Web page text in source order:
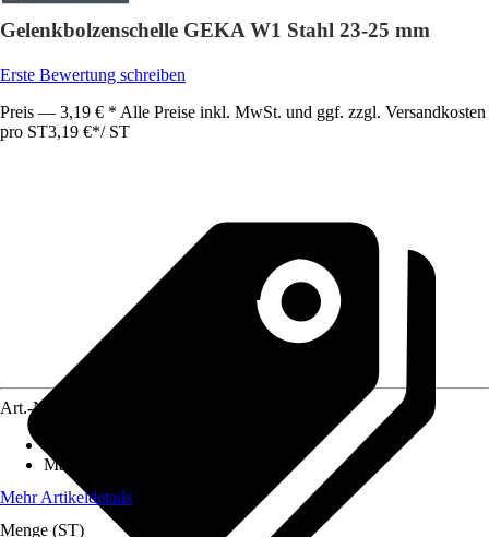
Gelenkbolzenschelle GEKA W1 Stahl 23-25 mm
Erste Bewertung schreiben
Preis — 3,19 € * Alle Preise inkl. MwSt. und ggf. zzgl. Versandkosten
pro ST3,19 €*/ ST
Art.-Nr.
Material
Mehr Artikeldetails
Menge (ST)